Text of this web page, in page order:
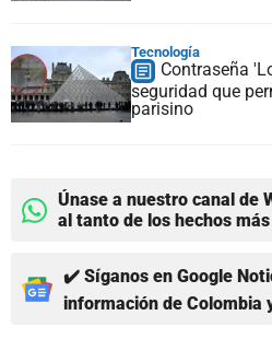
Tecnología
Contraseña
seguridad que
parisino
Únase a nuestro canal de
al tanto de los hechos
✔️ Síganos en Google
información de Colombia